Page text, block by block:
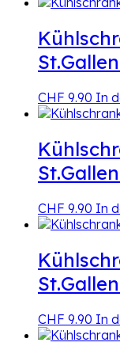
CHF 9.90 In
CHF 9.90 In
CHF 9.90 In